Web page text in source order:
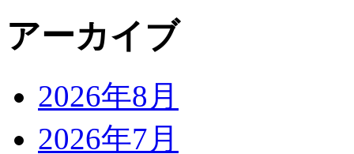
アーカイブ
2026年8月
2026年7月